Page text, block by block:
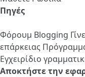
Πηγές
Φόρουμ Blogging
επάρκειας
Εγχειρίδιο
Αποκτήστε την